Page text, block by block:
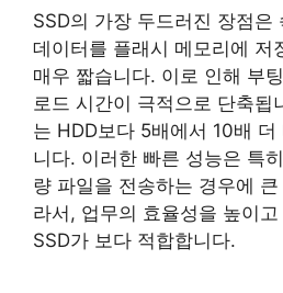
SSD의 가장 두드러진 장점은
데이터를 플래시 메모리에 저
매우 짧습니다. 이로 인해 부
로드 시간이 극적으로 단축됩
는 HDD보다 5배에서 10배
니다. 이러한 빠른 성능은 특
량 파일을 전송하는 경우에
라서, 업무의 효율성을 높이
SSD가 보다 적합합니다.